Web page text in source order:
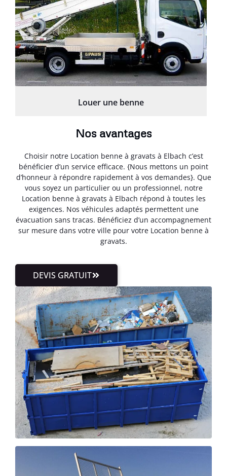
Louer une benne
Nos avantages
Choisir notre Location benne à gravats à Elbach c’est
bénéficier d’un service efficace. {Nous mettons un point
d’honneur à répondre rapidement à vos demandes}. Que
vous soyez un particulier ou un professionnel, notre
Location benne à gravats à Elbach répond à toutes les
exigences. Nos véhicules adaptés permettent une
évacuation sans tracas. Bénéficiez d’un accompagnement
sur mesure dans votre ville pour votre Location benne à
gravats.
DEVIS GRATUIT